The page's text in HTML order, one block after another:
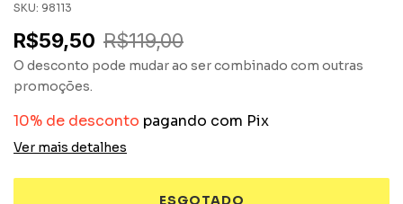
SKU: 98113
R$59,50 R$119,00
O desconto pode mudar ao ser combinado com outras
promoções.
10% de desconto pagando com Pix
Ver mais detalhes